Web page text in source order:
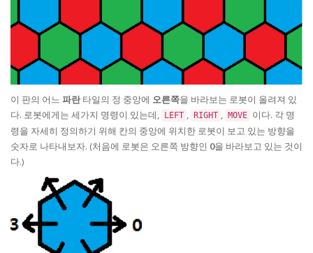
이 판의 어느 파란타일의 정 중앙에 오른쪽을 바라보는 로봇이 올려져 있
다. 로봇에게는 세가지 명령이 있는데,
LEFT , RIGHT , MOVE 이다. 각 명
령을 자세히 정의하기 위해 칸의 중앙에 위치한 로봇이 보고 있는 방향을
숫자로 나타내보자. (처음에 로봇은 오른쪽 방향인 0을 바라보고 있는 것이
다.)